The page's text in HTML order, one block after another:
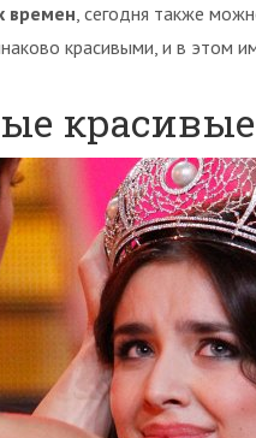
времен, сегодня также
красивыми, и в этом